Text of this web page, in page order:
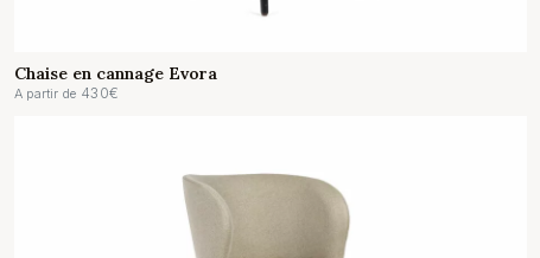
Chaise en cannage Evora
A partir de 430€